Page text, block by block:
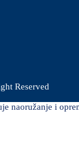
Reserved
naoružanje i